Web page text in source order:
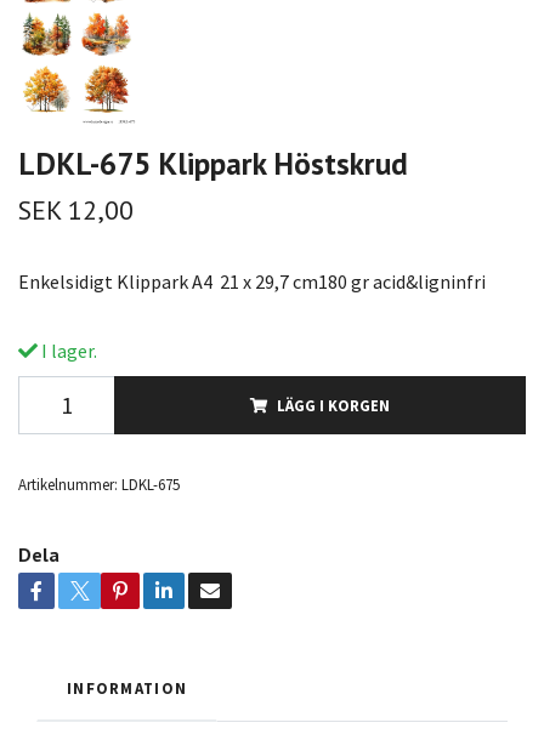
LDKL-675 Klippark Höstskrud
SEK 12,00
Enkelsidigt Klippark A4 21 x 29,7 cm180 gr acid&ligninfri
I lager.
LÄGG I KORGEN
Artikelnummer: LDKL-675
Dela
INFORMATION